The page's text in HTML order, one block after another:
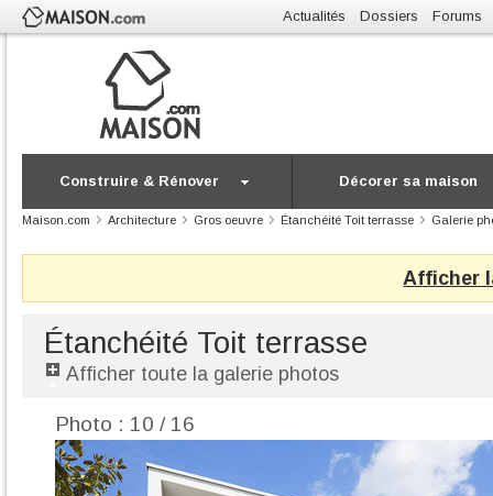
Actualités Dossiers Forums
Construire & Rénover Décorer sa maison
Maison.com Architecture Gros oeuvre Étanchéité Toit terrasse Galerie
Afficher
Étanchéité Toit terrasse
Afficher toute la galerie photos
Photo : 10 / 16